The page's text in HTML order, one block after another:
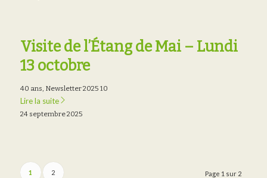
Visite de l’Étang de Mai – Lundi
13 octobre
40 ans, Newsletter 2025 10
Lire la suite
24 septembre 2025
Page 1 sur 2
1 2